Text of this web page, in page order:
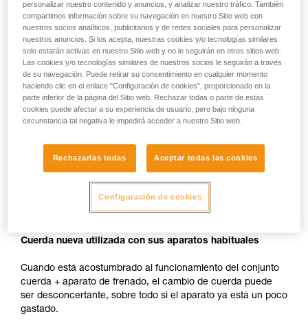
con la mano y contar menos con la ayuda del aparato para
ralentizar el descenso o detener la caída. Una mala elección
del diámetro de cuerda, una mala instalación en el aparato o
simplemente la falta de atención podrán ser críticos, más
rápidamente, con una cuerda nueva.
Observación:
«dentada» como el ASAP, MICRO TRAXION,
Cuerda nueva utilizada con sus aparatos habituales
Cuando está acostumbrado al funcionamiento del conjunto
cuerda + aparato de frenado, el cambio de cuerda puede
ser desconcertante, sobre todo si el aparato ya está un poco
gastado.
personalizar nuestro contenido y anuncios, y analizar nuestro tráfico. También
compartimos información sobre su navegación en nuestro Sitio web con
nuestros socios analíticos, publicitarios y de redes sociales para personalizar
nuestros anuncios. Si los acepta, nuestras cookies y/o tecnologías similares
solo estarán activas en nuestro Sitio web y no le seguirán en otros sitios web.
Las cookies y/o tecnologías similares de nuestros socios le seguirán a través
de su navegación. Puede retirar su consentimiento en cualquier momento
haciendo clic en el enlace "Configuración de cookies", proporcionado en la
parte inferior de la página del Sitio web. Rechazar todas o parte de estas
cookies puede afectar a su experiencia de usuario, pero bajo ninguna
circunstancia tal negativa le impedirá acceder a nuestro Sitio web.
Rechazarlas todas Aceptar todas las cookies
Configuración de cookies